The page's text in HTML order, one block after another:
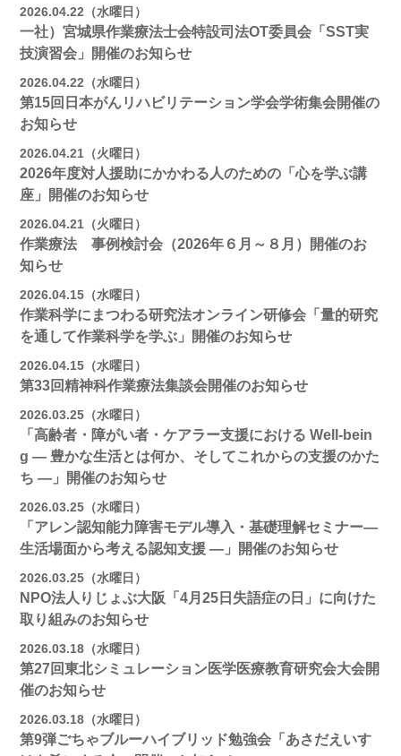
2026.04.22（水曜日）
一社）宮城県作業療法士会特設司法OT委員会「SST実
技演習会」開催のお知らせ
2026.04.22（水曜日）
第15回日本がんリハビリテーション学会学術集会開催の
お知らせ
2026.04.21（火曜日）
2026年度対人援助にかかわる人のための「心を学ぶ講
座」開催のお知らせ
2026.04.21（火曜日）
作業療法 事例検討会（2026年６月～８月）開催のお
知らせ
2026.04.15（水曜日）
作業科学にまつわる研究法オンライン研修会「量的研究
を通して作業科学を学ぶ」開催のお知らせ
2026.04.15（水曜日）
第33回精神科作業療法集談会開催のお知らせ
2026.03.25（水曜日）
「高齢者・障がい者・ケアラー支援における Well-bein
g ― 豊かな生活とは何か、そしてこれからの支援のかた
ち ―」開催のお知らせ
2026.03.25（水曜日）
「アレン認知能力障害モデル導入・基礎理解セミナー―
生活場面から考える認知支援 ―」開催のお知らせ
2026.03.25（水曜日）
NPO法人りじょぶ大阪「4月25日失語症の日」に向けた
取り組みのお知らせ
2026.03.18（水曜日）
第27回東北シミュレーション医学医療教育研究会大会開
催のお知らせ
2026.03.18（水曜日）
第9弾ごちゃブルーハイブリッド勉強会「あさだえいす